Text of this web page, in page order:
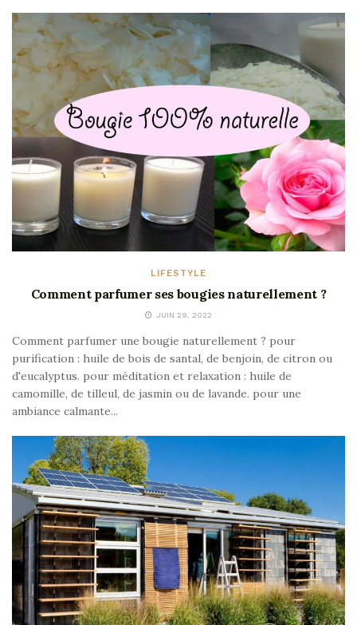
LIFESTYLE
Comment parfumer ses bougies naturellement ?
JUIN 29, 2022
Comment parfumer une bougie naturellement ? pour
purification : huile de bois de santal, de benjoin, de citron ou
d'eucalyptus. pour méditation et relaxation : huile de
camomille, de tilleul, de jasmin ou de lavande. pour une
ambiance calmante...